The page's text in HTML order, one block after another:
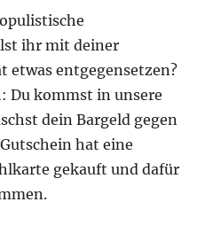
ihr mit deiner
etwas entgegensetzen?
Du kommst in unsere
dein Bargeld gegen
hat eine
gekauft und dafür